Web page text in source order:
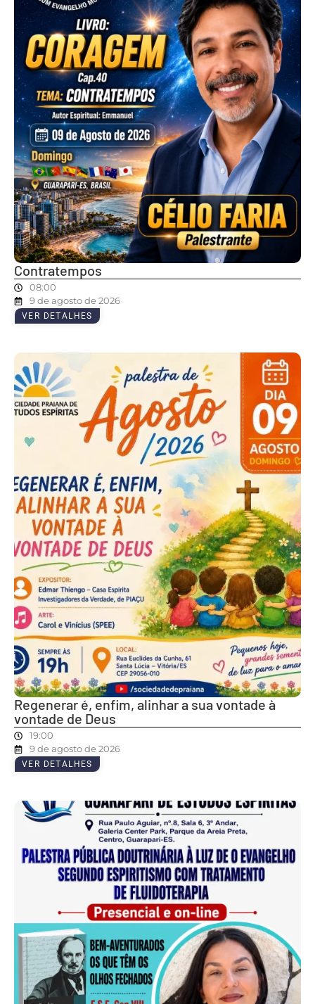
Contratempos
08:00
9 de agosto de 2026
VER DETALHES
Regenerar é, enfim, alinhar a sua vontade à
vontade de Deus
19:00
9 de agosto de 2026
VER DETALHES